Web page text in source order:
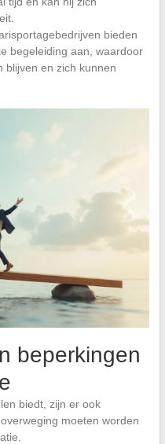
bieden
begeleiding aan, waardoor
blijven en zich kunnen
beperkingen
biedt, zijn er ook
moeten worden